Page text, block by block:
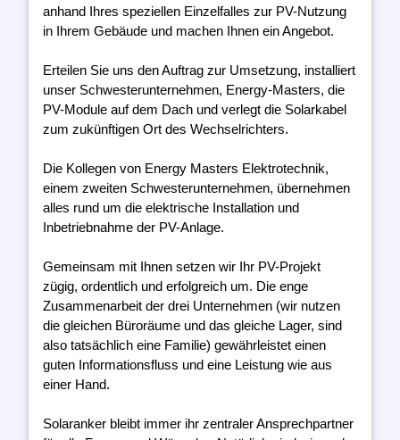
anhand Ihres speziellen Einzelfalles zur PV-Nutzung
in Ihrem Gebäude und machen Ihnen ein Angebot.
Erteilen Sie uns den Auftrag zur Umsetzung, installiert
unser Schwesterunternehmen, Energy-Masters, die
PV-Module auf dem Dach und verlegt die Solarkabel
zum zukünftigen Ort des Wechselrichters.
Die Kollegen von Energy Masters Elektrotechnik,
einem zweiten Schwesterunternehmen, übernehmen
alles rund um die elektrische Installation und
Inbetriebnahme der PV-Anlage.
Gemeinsam mit Ihnen setzen wir Ihr PV-Projekt
zügig, ordentlich und erfolgreich um. Die enge
Zusammenarbeit der drei Unternehmen (wir nutzen
die gleichen Büroräume und das gleiche Lager, sind
also tatsächlich eine Familie) gewährleistet einen
guten Informationsfluss und eine Leistung wie aus
einer Hand.
Solaranker bleibt immer ihr zentraler Ansprechpartner